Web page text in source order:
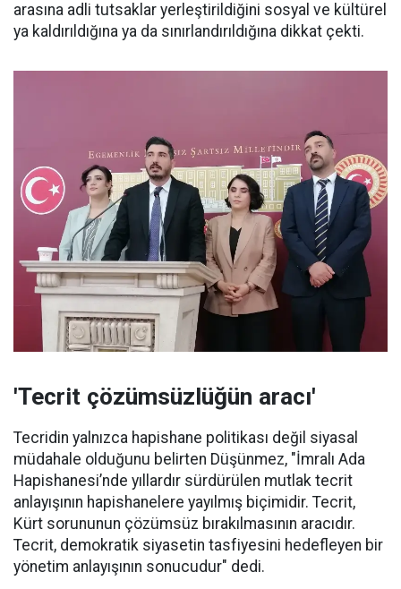
arasına adli tutsaklar yerleştirildiğini sosyal ve kültürel
ya kaldırıldığına ya da sınırlandırıldığına dikkat çekti.
'Tecrit çözümsüzlüğün aracı'
Tecridin yalnızca hapishane politikası değil siyasal
müdahale olduğunu belirten Düşünmez, "İmralı Ada
Hapishanesi’nde yıllardır sürdürülen mutlak tecrit
anlayışının hapishanelere yayılmış biçimidir. Tecrit,
Kürt sorununun çözümsüz bırakılmasının aracıdır.
Tecrit, demokratik siyasetin tasfiyesini hedefleyen bir
yönetim anlayışının sonucudur" dedi.